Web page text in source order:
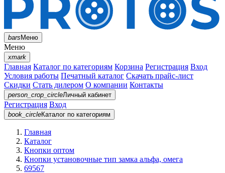
barsМеню
Меню
xmark
Главная Каталог по категориям Корзина Регистрация Вход
Условия работы Печатный каталог Скачать прайс-лист
Скидки Стать дилером О компании Контакты
person_crop_circleЛичный кабинет
Регистрация Вход
book_circleКаталог по категориям
Главная
Каталог
Кнопки оптом
Кнопки установочные тип замка альфа, омега
69567